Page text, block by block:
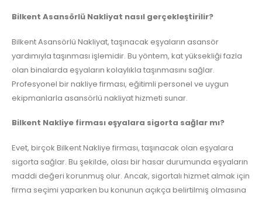
Bilkent Asansörlü Nakliyat nasıl gerçekleştirilir?
Bilkent Asansörlü Nakliyat, taşınacak eşyaların asansör
yardımıyla taşınması işlemidir. Bu yöntem, kat yüksekliği fazla
olan binalarda eşyaların kolaylıkla taşınmasını sağlar.
Profesyonel bir nakliye firması, eğitimli personel ve uygun
ekipmanlarla asansörlü nakliyat hizmeti sunar.
Bilkent Nakliye firması eşyalara sigorta sağlar mı?
Evet, birçok Bilkent Nakliye firması, taşınacak olan eşyalara
sigorta sağlar. Bu şekilde, olası bir hasar durumunda eşyaların
maddi değeri korunmuş olur. Ancak, sigortalı hizmet almak için
firma seçimi yaparken bu konunun açıkça belirtilmiş olmasına